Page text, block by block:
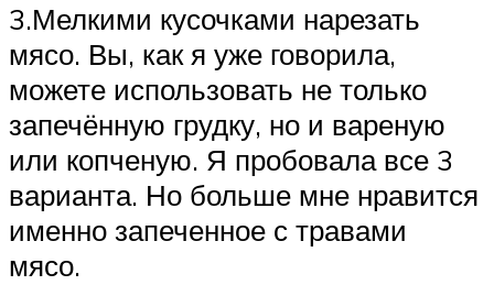
3.Мелкими кусочками нарезать
мясо. Вы, как я уже говорила,
можете использовать не только
запечённую грудку, но и вареную
или копченую. Я пробовала все 3
варианта. Но больше мне нравится
именно запеченное с травами
мясо.